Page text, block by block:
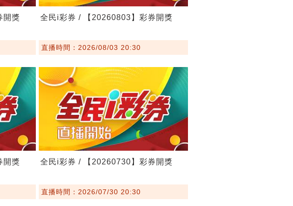
開獎 全民i彩券 / 【20260803】彩券開獎
直播時間：2026/08/03 20:30
開獎 全民i彩券 / 【20260730】彩券開獎
直播時間：2026/07/30 20:30